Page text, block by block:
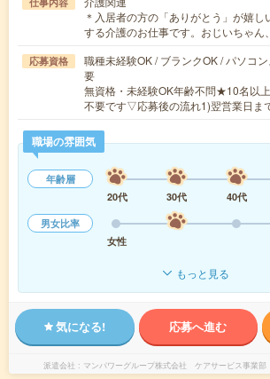
＊入居者の方の「ありがとう」が嬉し
する介護のお仕事です。おじいちゃ
応募資格
職種未経験OK / ブランクOK / パソコ
要
無資格・未経験OK年齢不問★10名以
不要です▽応募後の流れ1)翌営業日ま
職場の雰囲気
年齢層
20代
30代 40代
男女比率
女性
もっと見る
気になる! 応募へ進む
派遣会社 マンパワーグループ株式会社 ケアサービス事業部